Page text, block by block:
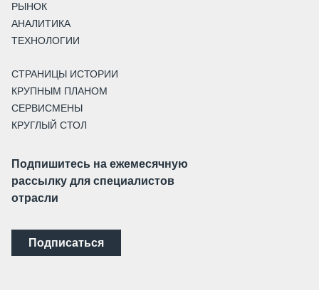
РЫНОК
АНАЛИТИКА
ТЕХНОЛОГИИ
СТРАНИЦЫ ИСТОРИИ
КРУПНЫМ ПЛАНОМ
СЕРВИСМЕНЫ
КРУГЛЫЙ СТОЛ
Подпишитесь на ежемесячную
рассылку для специалистов
отрасли
Подписаться